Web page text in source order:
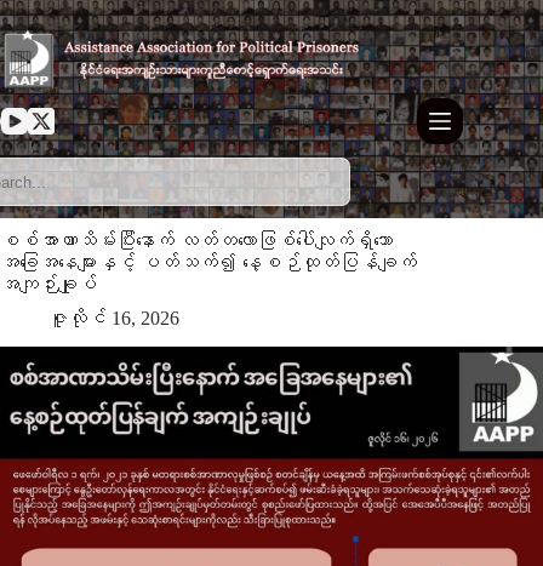
Skip
to
content
⁨စစ်အာဏာသိမ်းပြီးနောက် လတ်တလောဖြစ်ပေါ်လျက်ရှိသော
အခြေအနေများနှင့် ပတ်သက်၍ နေ့စဉ်ထုတ်ပြန်ချက်
အကျဉ်းချုပ်
ဇူလိုင် 16, 2026